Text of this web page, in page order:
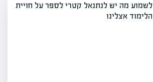
לשמוע מה יש לנתנאל קטרי לספר על חויית
הלימוד אצלינו